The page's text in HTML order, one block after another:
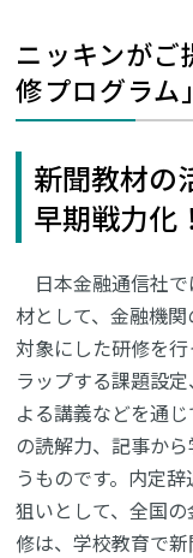
ニッキンが
修プログラム」
新聞教材の
早期戦力化！
日本金融通信社
材として、金融機
対象にした研修を
ラップする課題設
よる講義などを通
の読解力、記事か
うものです。内定
狙いとして、全国
修は、学校教育で